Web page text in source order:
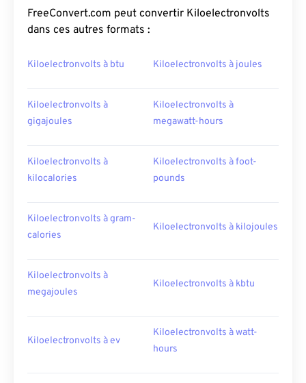
FreeConvert.com peut convertir Kiloelectronvolts
dans ces autres formats :
Kiloelectronvolts à btu Kiloelectronvolts à joules
Kiloelectronvolts à
gigajoules
Kiloelectronvolts à
megawatt-hours
Kiloelectronvolts à
kilocalories
Kiloelectronvolts à foot-
pounds
Kiloelectronvolts à gram-
calories
Kiloelectronvolts à kilojoules
Kiloelectronvolts à
megajoules
Kiloelectronvolts à kbtu
Kiloelectronvolts à ev
Kiloelectronvolts à watt-
hours